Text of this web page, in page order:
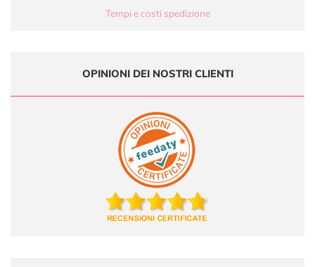
Tempi e costi spedizione
OPINIONI DEI NOSTRI CLIENTI